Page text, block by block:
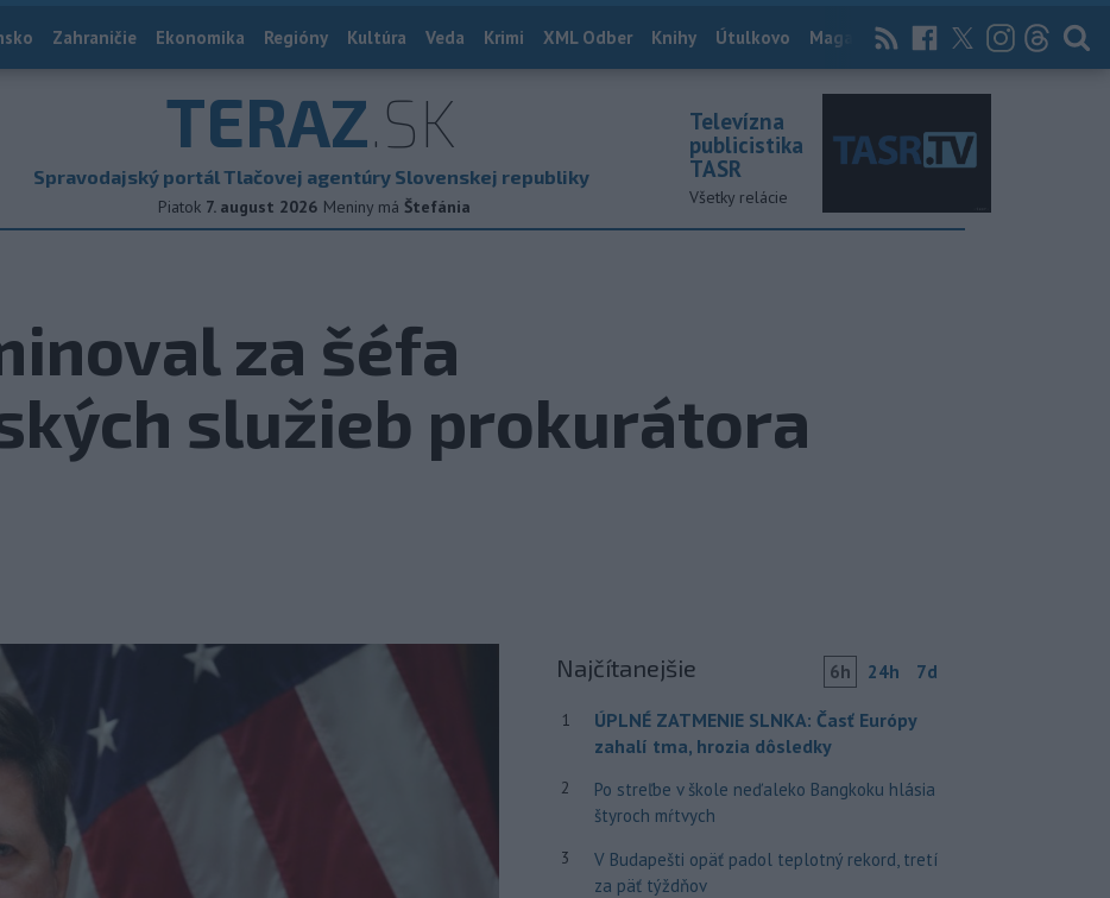
Zahraničie Ekonomika Regióny Kultúra Veda Krimi XML Odber Knihy Útulkovo Magazín News Now Archív
TERAZ.SK
Spravodajský portál Tlačovej agentúry Slovenskej republiky
Piatok 7. august 2026 Meniny má Štefánia
Televízna
publicistika
TASR
Všetky relácie
za šéfa
služieb prokurátora
Najčítanejšie 6h 24h 7d
1
ÚPLNÉ ZATMENIE SLNKA: Časť Európy
zahalí tma, hrozia dôsledky
2
Po streľbe v škole neďaleko Bangkoku hlásia
štyroch mŕtvych
3
V Budapešti opäť padol teplotný rekord, tretí
za päť týždňov